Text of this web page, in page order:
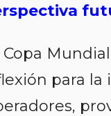
Copa
para la